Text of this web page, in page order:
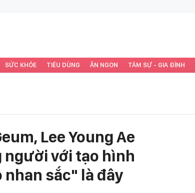
SỨC KHỎE TIÊU DÙNG ĂN NGON TÂM SỰ - GIA ĐÌNH
Lee Young Ae
người với tạo hình
nhan sắc" là đây